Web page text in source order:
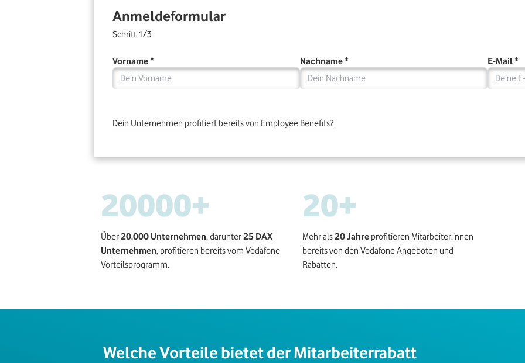
Anmeldeformular
Schritt 1/3
Vorname * Nachname * E-Mail *
Dein Unternehmen profitiert bereits von Employee Benefits?
20000+
Über20.000 Unternehmen, darunter25 DAX
Unternehmen, profitieren bereits vom Vodafone
Vorteilsprogramm.
20+
Mehr als20 Jahre profitieren Mitarbeiter:innen
bereits von den Vodafone Angeboten und
Rabatten.
Welche Vorteile bietet der Mitarbeiterrabatt